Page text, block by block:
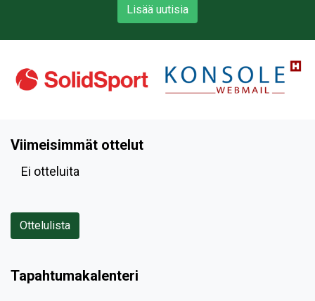
Lisää uutisia
Viimeisimmät ottelut
Ei otteluita
Ottelulista
Tapahtumakalenteri